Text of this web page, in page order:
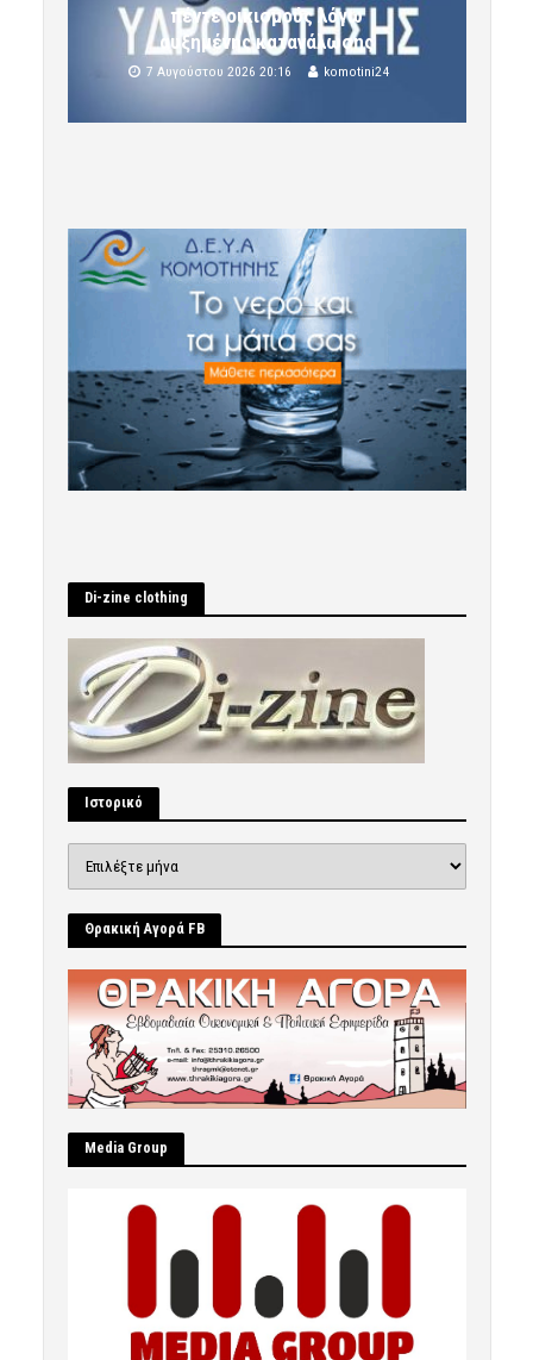
πέντε οικισμούς λόγω
αυξημένης κατανάλωσης
7 Αυγούστου 2026 20:16 komotini24
Di-zine clothing
Ιστορικό
Θρακική Αγορά FB
Μedia Group